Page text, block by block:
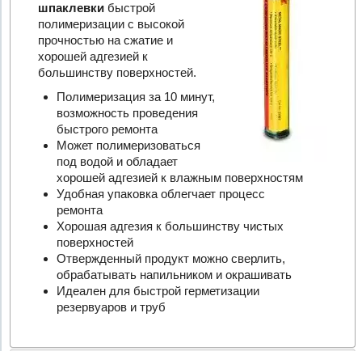
шпаклевкибыстрой
полимеризации с высокой
прочностью на сжатие и
хорошей адгезией к
большинству поверхностей.
Полимеризация за 10 минут,
возможность проведения
быстрого ремонта
Может полимеризоваться
под водой и обладает
хорошей адгезией к влажным поверхностям
Удобная упаковка облегчает процесс
ремонта
Хорошая адгезия к большинству чистых
поверхностей
Отвержденный продукт можно сверлить,
обрабатывать напильником и окрашивать
Идеален для быстрой герметизации
резервуаров и труб